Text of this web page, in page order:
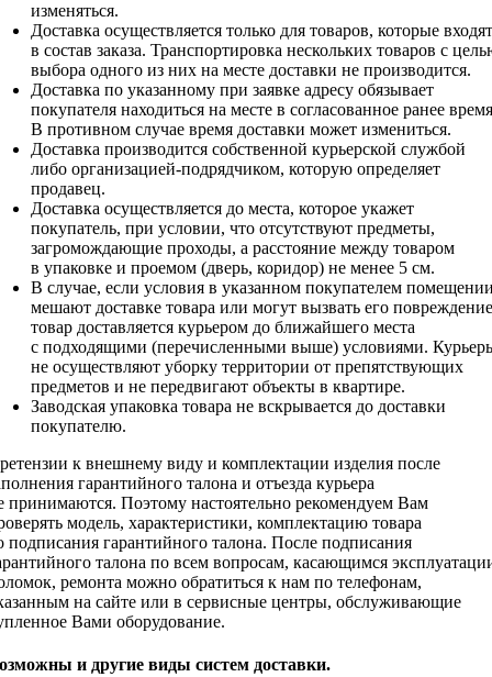
изменяться.
Доставка осуществляется только для товаров, которые входят
в состав заказа. Транспортировка нескольких товаров с
выбора одного из них на месте доставки не производится.
Доставка по указанному при заявке адресу обязывает
покупателя находиться на месте в согласованное ранее
В противном случае время доставки может измениться.
Доставка производится собственной курьерской службой
либо организацией-подрядчиком, которую определяет
продавец.
Доставка осуществляется до места, которое укажет
покупатель, при условии, что отсутствуют предметы,
загромождающие проходы, а расстояние между товаром
в упаковке и проемом (дверь, коридор) не менее 5 см.
В случае, если условия в указанном покупателем
мешают доставке товара или могут вызвать его
товар доставляется курьером до ближайшего места
с подходящими (перечисленными выше) условиями.
не осуществляют уборку территории от препятствующих
предметов и не передвигают объекты в квартире.
Заводская упаковка товара не вскрывается до доставки
покупателю.
к внешнему виду и комплектации изделия после
гарантийного талона и отъезда курьера
принимаются. Поэтому настоятельно рекомендуем Вам
модель, характеристики, комплектацию товара
подписания гарантийного талона. После подписания
талона по всем вопросам, касающимся
ремонта можно обратиться к нам по телефонам,
на сайте или в сервисные центры, обслуживающие
Вами оборудование.
и другие виды систем доставки.